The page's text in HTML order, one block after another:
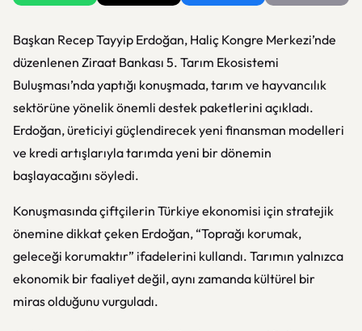
Başkan Recep Tayyip Erdoğan, Haliç Kongre Merkezi’nde
düzenlenen Ziraat Bankası 5. Tarım Ekosistemi
Buluşması’nda yaptığı konuşmada, tarım ve hayvancılık
sektörüne yönelik önemli destek paketlerini açıkladı.
Erdoğan, üreticiyi güçlendirecek yeni finansman modelleri
ve kredi artışlarıyla tarımda yeni bir dönemin
başlayacağını söyledi.
Konuşmasında çiftçilerin Türkiye ekonomisi için stratejik
önemine dikkat çeken Erdoğan, “Toprağı korumak,
geleceği korumaktır” ifadelerini kullandı. Tarımın yalnızca
ekonomik bir faaliyet değil, aynı zamanda kültürel bir
miras olduğunu vurguladı.